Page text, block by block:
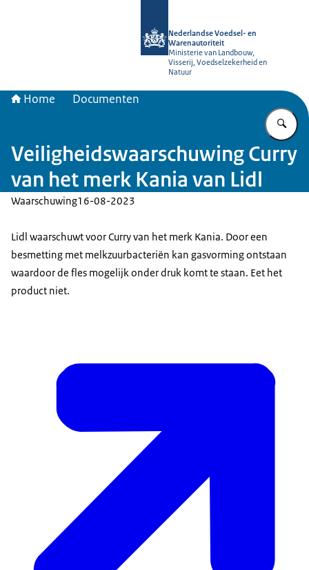
Nederlandse Voedsel- en
Warenautoriteit
Ministerie van Landbouw,
Visserij, Voedselzekerheid en
Natuur
Home Documenten
Veiligheidswaarschuwing Curry
van het merk Kania van Lidl
Waarschuwing16-08-2023
Lidl waarschuwt voor Curry van het merk Kania. Door een
besmetting met melkzuurbacteriën kan gasvorming ontstaan
waardoor de fles mogelijk onder druk komt te staan. Eet het
product niet.